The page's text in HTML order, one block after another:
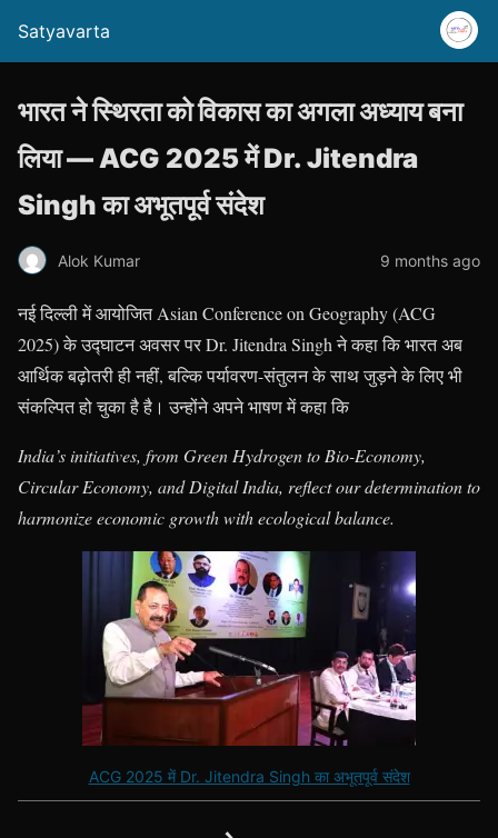
Satyavarta
भारत ने स्थिरता को विकास का अगला अध्याय बना
लिया — ACG 2025 में Dr. Jitendra
Singh का अभूतपूर्व संदेश
Alok Kumar 9 months ago
नई दिल्ली में आयोजित Asian Conference on Geography (ACG
2025) के उद्घाटन अवसर पर Dr. Jitendra Singh ने कहा कि भारत अब
आर्थिक बढ़ोतरी ही नहीं, बल्कि पर्यावरण-संतुलन के साथ जुड़ने के लिए भी
संकल्पित हो चुका है है। उन्होंने अपने भाषण में कहा कि
India’s initiatives, from Green Hydrogen to Bio-Economy,
Circular Economy, and Digital India, reflect our determination to
harmonize economic growth with ecological balance.
ACG 2025 में Dr. Jitendra Singh का अभूतपूर्व संदेश